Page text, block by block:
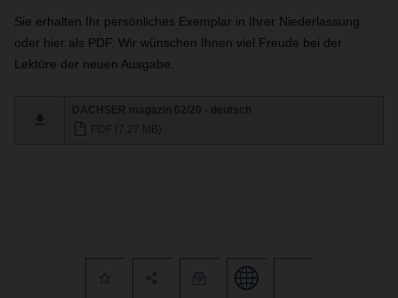
Sie erhalten Ihr persönliches Exemplar in Ihrer Niederlassung
oder hier als PDF. Wir wünschen Ihnen viel Freude bei der
Lektüre der neuen Ausgabe.